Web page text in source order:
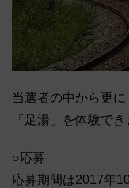
当選者の中から更
「足湯」を体験でき
○応募
応募期間は2017年